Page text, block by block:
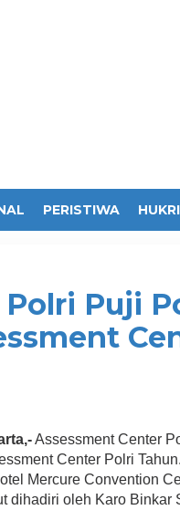
PERISTIWA
Puji
Assessment Center
Center Polri
Mercure Convention
dihadiri oleh Karo Binkar